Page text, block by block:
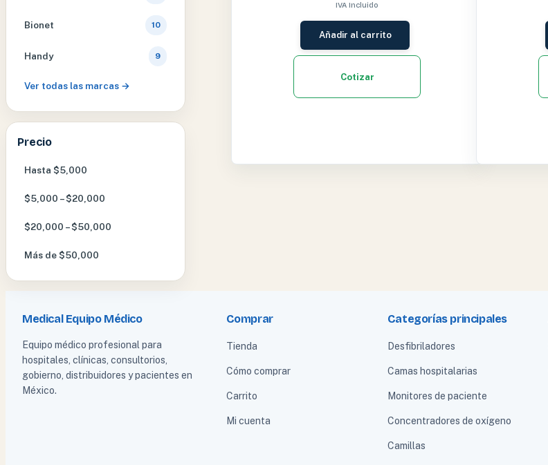
Bionet 10
Handy 9
Ver todas las marcas →
Precio
Hasta $5,000
$5,000 – $20,000
$20,000 – $50,000
Más de $50,000
IVA Incluido
Añadir al carrito
Cotizar
Medical Equipo Médico
Equipo médico profesional para
hospitales, clínicas, consultorios,
gobierno, distribuidores y pacientes en
México.
Comprar
Tienda
Cómo comprar
Carrito
Mi cuenta
Categorías principales
Desfibriladores
Camas hospitalarias
Monitores de paciente
Concentradores de oxígeno
Camillas